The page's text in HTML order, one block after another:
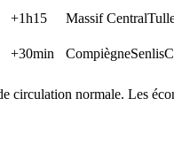
+1h15 Massif Central
+30min CompiègneSenlis
circulation normale. Les